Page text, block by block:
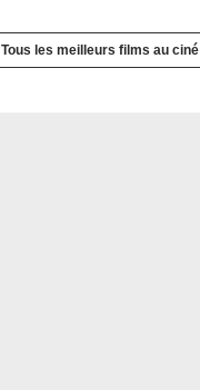
Tous les meilleurs films au ciné